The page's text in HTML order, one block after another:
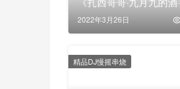
美丽的大草原·爱的草原
2022年3月26日
精品DJ慢摇串烧